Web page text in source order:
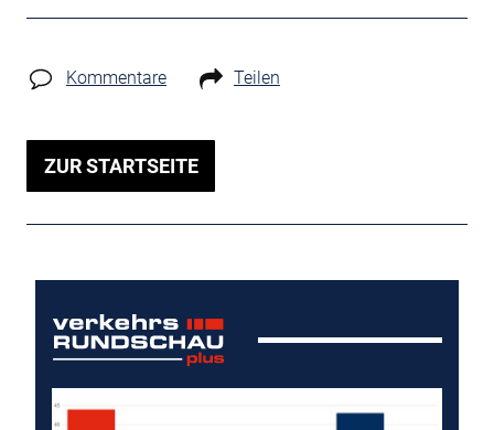
Kommentare Teilen
ZUR STARTSEITE